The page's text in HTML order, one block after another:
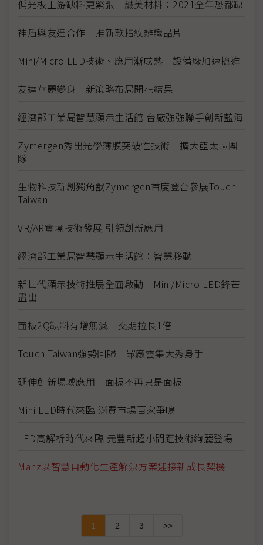
偏光板上游缺料更緊張 誠美材料：2021全年恐都缺
神盾與友達合作 推新款指紋辨識晶片
Mini/Micro LED技術、應用漸成熟 設備廠加速搶進
友達華麗變身 新策略布局開花結果
經濟部工業局智慧顯示生活館 台廠強強聯手創新藍海
Zymergen秀出光學薄膜突破性技術 擴大亞太區團
隊
生物科技新創獨角獸Zymergen首度登台參展Touch
Taiwan
VR/AR實境技術發展 引領創新應用
經濟部工業局智慧顯示生活館：智慧移動
新世代顯示技術推展全面啟動 Mini/Micro LED鋒芒
盡出
面板2Q缺料有增無減 交期拉長1倍
Touch Taiwan強勢回歸 眾廠雲集大秀身手
延伸創新場域應用 面板不再只是面板
Mini LED時代來臨 消費市場百家爭鳴
LED高解析時代來臨 元豐新超小間距技術絢麗登場
Manz以智慧自動化生產解決方案迎接新成長契機
1 2 3 >>